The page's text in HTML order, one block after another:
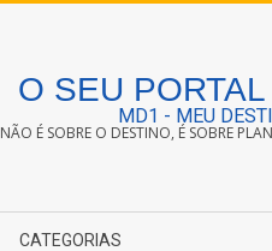
O SEU
MD1 - MEU
NÃO É SOBRE O DESTINO, É SOBRE
CATEGORIAS